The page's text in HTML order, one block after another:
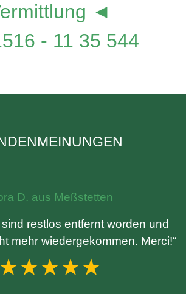
◄
- 11 35 544
D. aus Meßstetten
restlos entfernt worden und
mehr wiedergekommen. Merci!“
★★★★★